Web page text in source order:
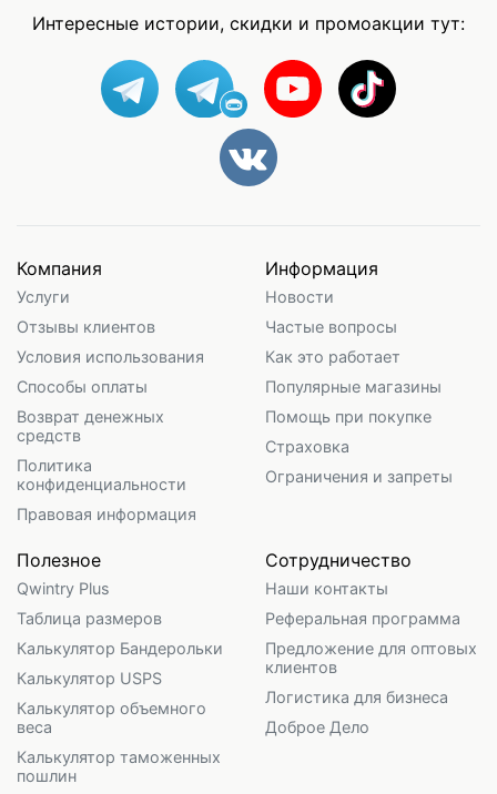
Интересные истории, скидки и промоакции тут:
Компания
Услуги
Отзывы клиентов
Условия использования
Способы оплаты
Возврат денежных
средств
Политика
конфиденциальности
Правовая информация
Информация
Новости
Частые вопросы
Как это работает
Популярные магазины
Помощь при покупке
Страховка
Ограничения и запреты
Полезное
Qwintry Plus
Таблица размеров
Калькулятор Бандерольки
Калькулятор USPS
Калькулятор объемного
веса
Калькулятор таможенных
пошлин
Сотрудничество
Наши контакты
Реферальная программа
Предложение для оптовых
клиентов
Логистика для бизнеса
Доброе Дело